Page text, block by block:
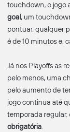
touchdown, o jogo
goal, um
pontuar, qualquer
é de 10 minutos e,
Já nos Playoffs as
pelo menos, uma
pelo aumento de
jogo continua até
temporada regular,
obrigatória.